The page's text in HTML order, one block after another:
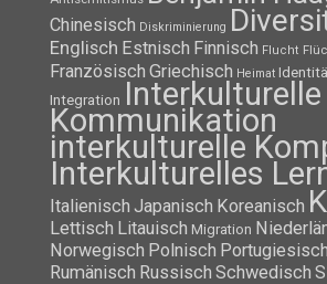
Chinesisch Diskriminierung
Englisch Estnisch Finnisch Flucht
Französisch Griechisch Heimat
Integration Interkulturelle
Kommunikation
interkulturelle
Interkulturelles
Italienisch Japanisch Koreanisch
Lettisch Litauisch Migration
Norwegisch Polnisch Portugiesisch
Rumänisch Russisch Schwedisch